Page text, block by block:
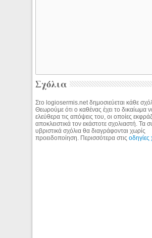
Σχόλια
Στο logiosermis.net δημοσιεύεται κάθε
Θεωρούμε ότι ο καθένας έχει το δικαίωμα
ελεύθερα τις απόψεις του, οι οποίες
αποκλειστικά τον εκάστοτε σχολιαστή. Τα
υβριστικά σχόλια θα διαγράφονται χωρίς
προειδοποίηση. Περισσότερα στιςοδηγίες